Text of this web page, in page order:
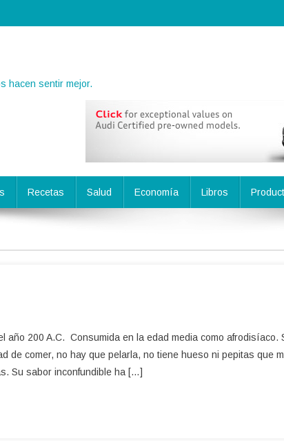
hacen sentir mejor.
Recetas Salud Economía Libros
año 200 A.C. Consumida en la edad media como afrodisíaco.
de comer, no hay que pelarla, no tiene hueso ni pepitas que
Su sabor inconfundible ha […]